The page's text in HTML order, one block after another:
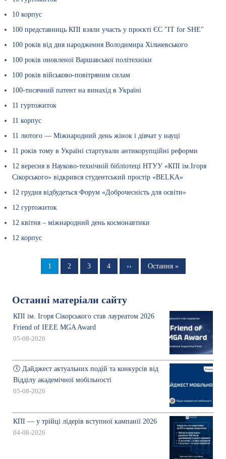
10 корпус
100 представниць КПІ взяли участь у проєкті ЄС "IT for SHE"
100 років від дня народження Володимира Хільчевського
100 років оновленої Варшавської політехніки
100 років військово-повітряним силам
100-тисячний патент на винахід в Україні
11 гуртожиток
11 корпус
11 лютого — Міжнародний день жінок і дівчат у науці
11 років тому в Україні стартували антикорупційні реформи
12 вересня в Науково-технічній бібліотеці НТУУ «КПІ ім.Ігоря
Сікорського» відкрився студентський простір «BELKA»
12 грудня відбудеться Форум «Доброчесність для освіти»
12 гуртожиток
12 квітня – міжнародний день космонавтики
12 корпус
Сторінка
1 Сторінка
2 Сторінка
3 Сторінка
4
Наступна
››
Остання
Остання »
Останні матеріали сайту
КПІ ім. Ігоря Сікорського став лауреатом 2026
Friend of IEEE MGA Award
05-08-2026
🕔 Дайджест актуальних подій та конкурсів від
Відділу академічної мобільності
05-08-2026
КПІ — у трійці лідерів вступної кампанії 2026
04-08-2026